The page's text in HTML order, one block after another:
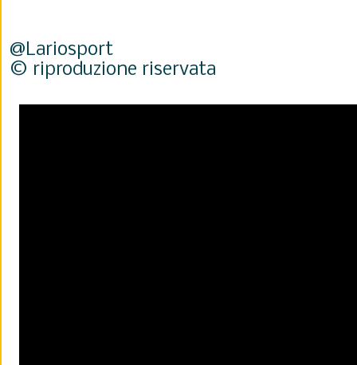
@Lariosport
© riproduzione riservata